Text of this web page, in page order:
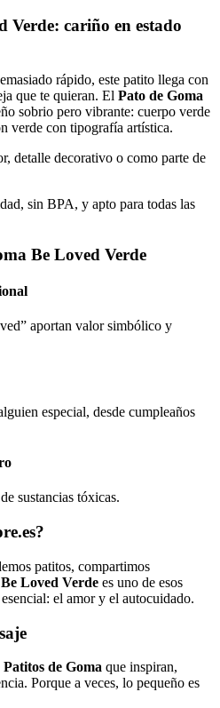
Verde: cariño en estado
rápido, este patito llega con
que te quieran. El Pato de Goma
sobrio pero vibrante: cuerpo verde
verde con tipografía artística.
detalle decorativo o como parte de
sin BPA, y apto para todas las
Be Loved Verde
aportan valor simbólico y
especial, desde cumpleaños
sustancias tóxicas.
patitos, compartimos
Loved Verde es uno de esos
el amor y el autocuidado.
Patitos de Goma que inspiran,
Porque a veces, lo pequeño es